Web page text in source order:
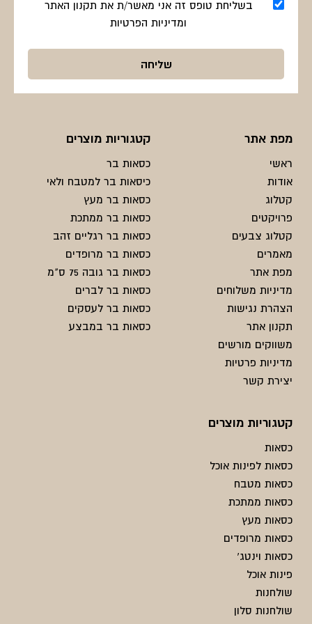
מפת אתר
ראשי
אודות
קטלוג
פרויקטים
קטלוג צבעים
מאמרים
מפת אתר
מדיניות משלוחים
הצהרת נגישות
תקנון אתר
משווקים מורשים
מדיניות פרטיות
יצירת קשר
קטגוריות מוצרים
כסאות בר
כיסאות בר למטבח ולאי
כסאות בר מעץ
כסאות בר ממתכת
כסאות בר רגליים זהב
כסאות בר מרופדים
כסאות בר גובה 75 ס"מ
כסאות בר לברים
כסאות בר לעסקים
כסאות בר במבצע
קטגוריות מוצרים
כסאות
כסאות לפינות אוכל
כסאות מטבח
כסאות ממתכת
כסאות מעץ
כסאות מרופדים
כסאות וינטג'
פינות אוכל
שולחנות
שולחנות סלון
בשליחת טופס זה אני מאשר/ת את תקנון האתר
ומדיניות הפרטיות